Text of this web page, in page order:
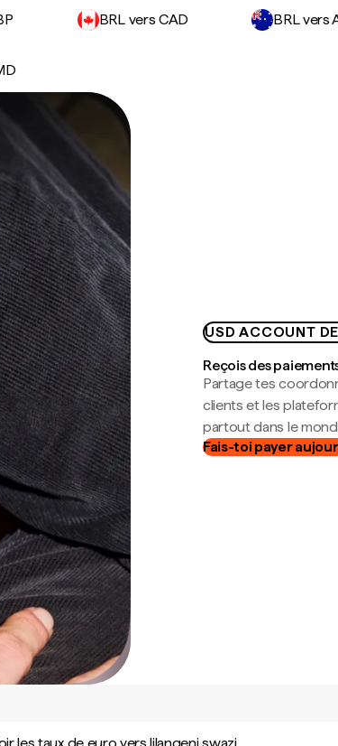
BRL vers CAD BRL vers
USD ACCOUNT
Reçois des
Partage tes
clients et les
partout dans le
Fais-toi payer